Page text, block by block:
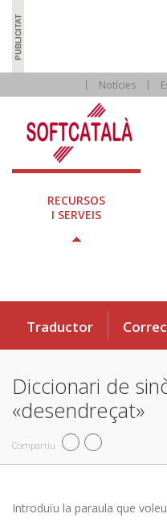
Notícies
RECURSOS
I SERVEIS
Traductor
Diccionari de
«desendreçat»
Compartiu
Introduïu la paraula que